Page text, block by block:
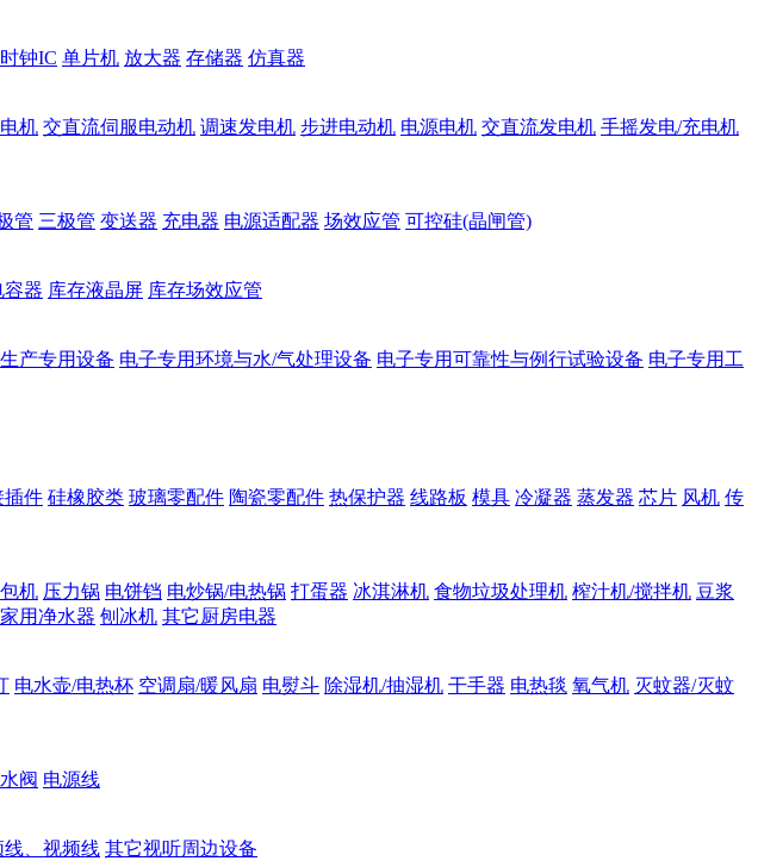
时钟IC 单片机 放大器 存储器 仿真器
机 交直流伺服电动机 调速发电机 步进电动机 电源电机 交直流发电机 手摇发电/充电机
管 三极管 变送器 充电器 电源适配器 场效应管 可控硅(晶闸管)
容器 库存液晶屏 库存场效应管
产专用设备 电子专用环境与水/气处理设备 电子专用可靠性与例行试验设备 电子专用工
插件 硅橡胶类 玻璃零配件 陶瓷零配件 热保护器 线路板 模具 冷凝器 蒸发器 芯片 风机 传
机 压力锅 电饼铛 电炒锅/电热锅 打蛋器 冰淇淋机 食物垃圾处理机 榨汁机/搅拌机 豆浆
家用净水器 刨冰机 其它厨房电器
电水壶/电热杯 空调扇/暖风扇 电熨斗 除湿机/抽湿机 干手器 电热毯 氧气机 灭蚊器/灭蚊
阀 电源线
线、视频线 其它视听周边设备